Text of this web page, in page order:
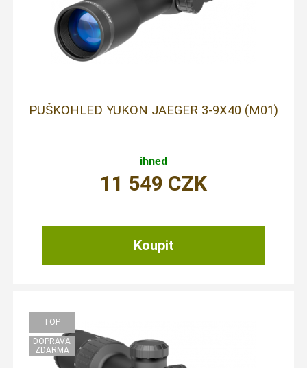
PUŠKOHLED YUKON JAEGER 3-9X40 (M01)
ihned
11 549 CZK